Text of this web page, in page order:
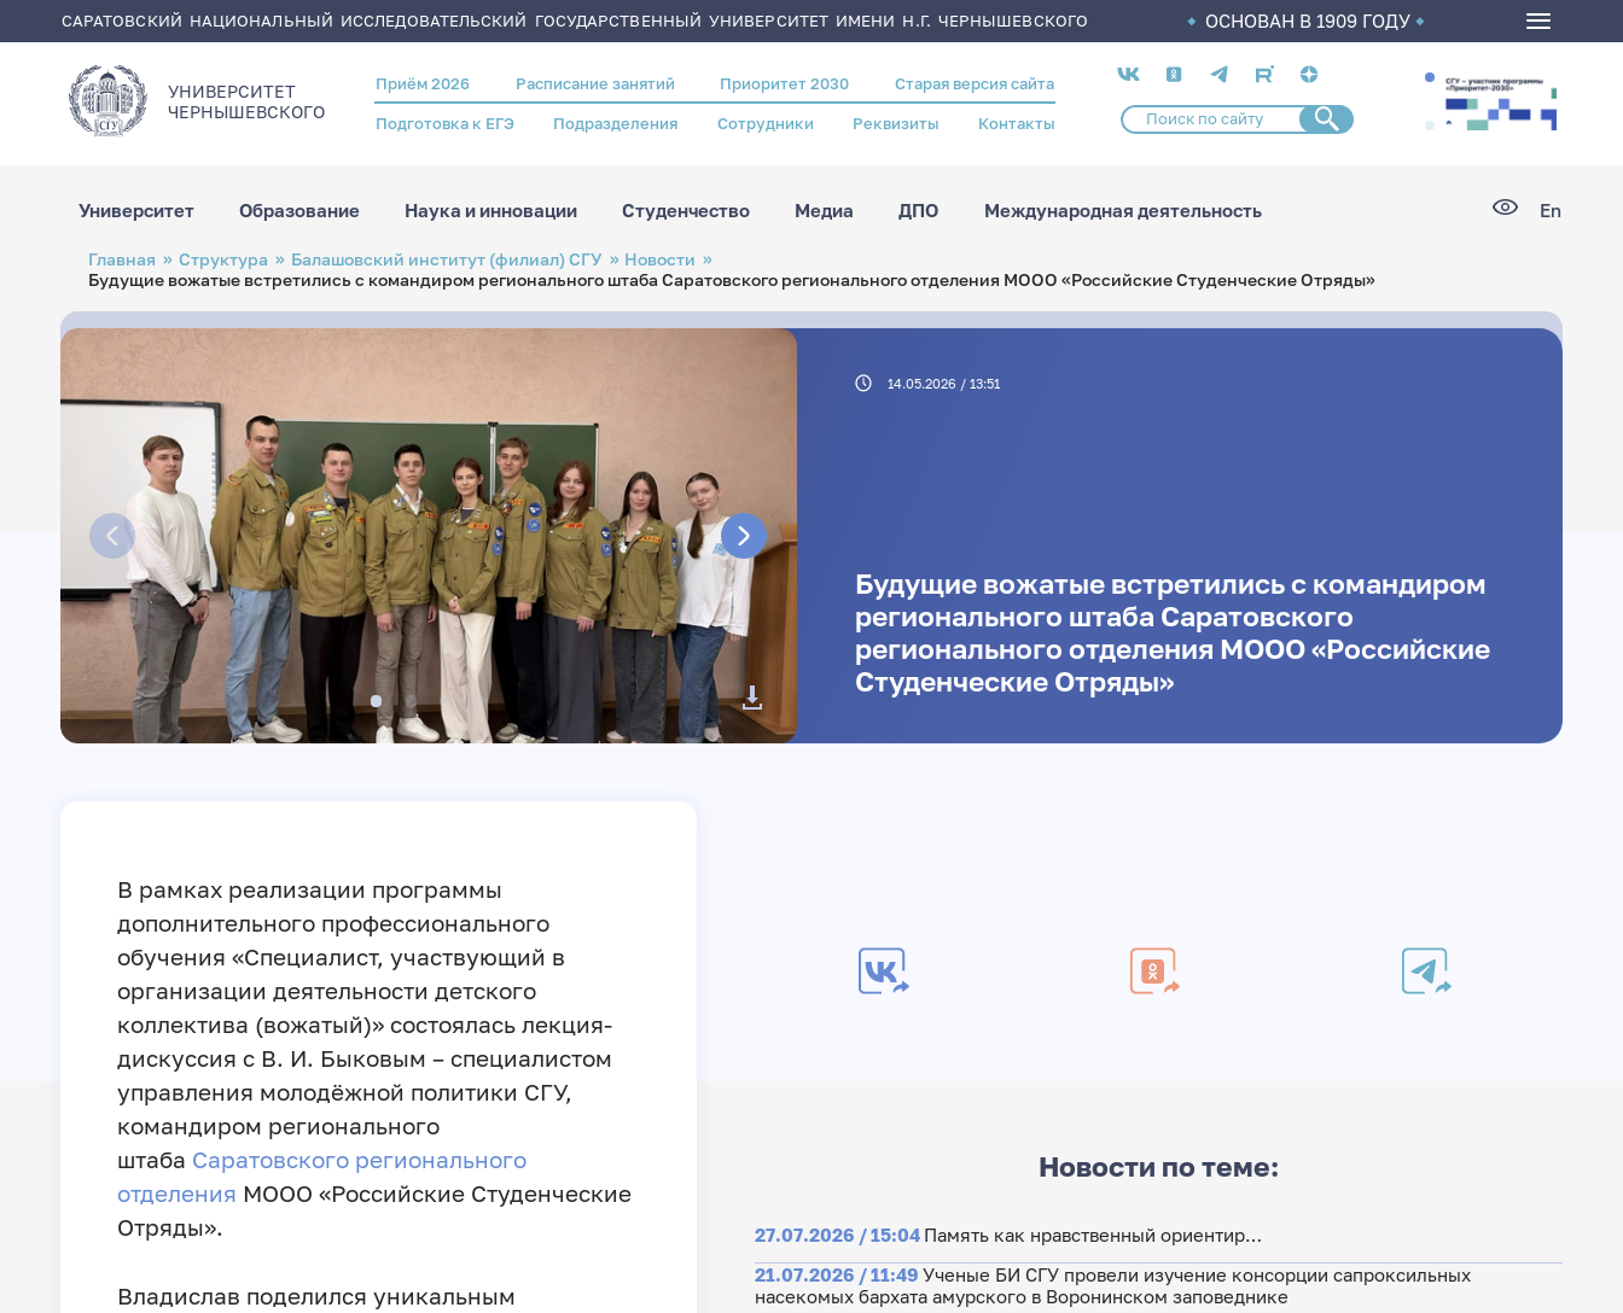
САРАТОВСКИЙ НАЦИОНАЛЬНЫЙ ИССЛЕДОВАТЕЛЬСКИЙ ГОСУДАРСТВЕННЫЙ УНИВЕРСИТЕТ ИМЕНИ Н.Г. ЧЕРНЫШЕВСКОГО ОСНОВАН В 1909 ГОДУ
УНИВЕРСИТЕТ
ЧЕРНЫШЕВСКОГO
Header
menu
Приём 2026 Расписание занятий Приоритет 2030 Старая версия сайта
Подготовка к ЕГЭ Подразделения Сотрудники Реквизиты Контакты
Социальные
сети
Университет Образование Наука и инновации Студенчество Медиа ДПО Международная деятельность En
Строка
навигации
Главная Структура Балашовский институт (филиал) СГУ
Новости
Будущие вожатые встретились с командиром регионального штаба Саратовского регионального отделения МООО «Российские Студенческие Отряды»
14.05.2026 / 13:51
Будущие вожатые встретились с командиром
регионального штаба Саратовского
регионального отделения МООО «Российские
Студенческие Отряды»
В рамках реализации программы
дополнительного профессионального
обучения «Специалист, участвующий в
организации деятельности детского
коллектива (вожатый)» состоялась лекция-
дискуссия с В. И. Быковым – специалистом
управления молодёжной политики СГУ,
командиром регионального
штаба Саратовского регионального
отделения МООО «Российские Студенческие
Отряды».
Владислав поделился уникальным
Новости по теме:
27.07.2026 / 15:04 Память как нравственный ориентир…
21.07.2026 / 11:49 Ученые БИ СГУ провели изучение консорции сапроксильных
насекомых бархата амурского в Воронинском заповеднике